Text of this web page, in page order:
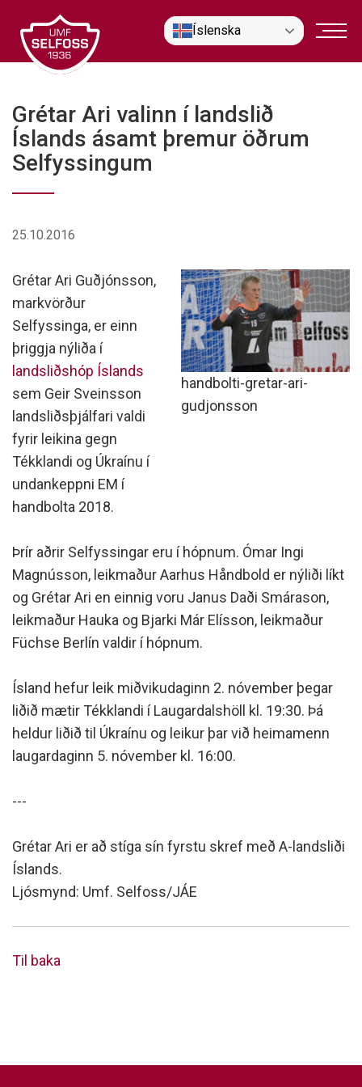
efni
Íslenska
Grétar Ari valinn í landslið
Íslands ásamt þremur öðrum
Selfyssingum
25.10.2016
handbolti-gretar-ari-
gudjonsson
Grétar Ari Guðjónsson,
markvörður
Selfyssinga, er einn
þriggja nýliða í
landsliðshóp Íslands
sem Geir Sveinsson
landsliðsþjálfari valdi
fyrir leikina gegn
Tékklandi og Úkraínu í
undankeppni EM í
handbolta 2018.
Þrír aðrir Selfyssingar eru í hópnum. Ómar Ingi
Magnússon, leikmaður Aarhus Håndbold er nýliði líkt
og Grétar Ari en einnig voru Janus Daði Smárason,
leikmaður Hauka og Bjarki Már Elísson, leikmaður
Füchse Berlín valdir í hópnum.
Ísland hef­ur leik miðviku­dag­inn 2. nóv­em­ber þegar
liðið mæt­ir Tékklandi í Laug­ar­dals­höll kl. 19:30. Þá
held­ur liðið til Úkraínu og leik­ur þar við heima­menn
laug­ar­dag­inn 5. nóv­em­ber kl. 16:00.
---
Grétar Ari er að stíga sín fyrstu skref með A-landsliði
Íslands.
Ljósmynd: Umf. Selfoss/JÁE
Til baka